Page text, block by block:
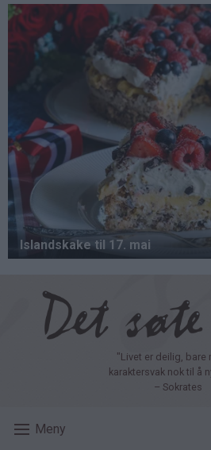
Hopp
hovedinnhold
"Livet er deilig, bare
karaktersvak nok til å
– Sokrates
Meny